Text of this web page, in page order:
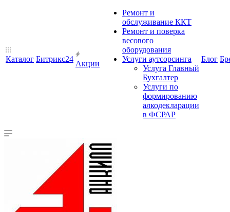
Каталог Битрикс24
Акции
Ремонт и
обслуживание ККТ
Ремонт и поверка
весового
оборудования
Услуги аутсорсинга
Услуга Главный
Бухгалтер
Услуги по
формированию
алкодекларации
в ФСРАР
Блог